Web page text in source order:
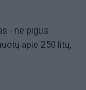
- ne pigus
apie 250 litų,